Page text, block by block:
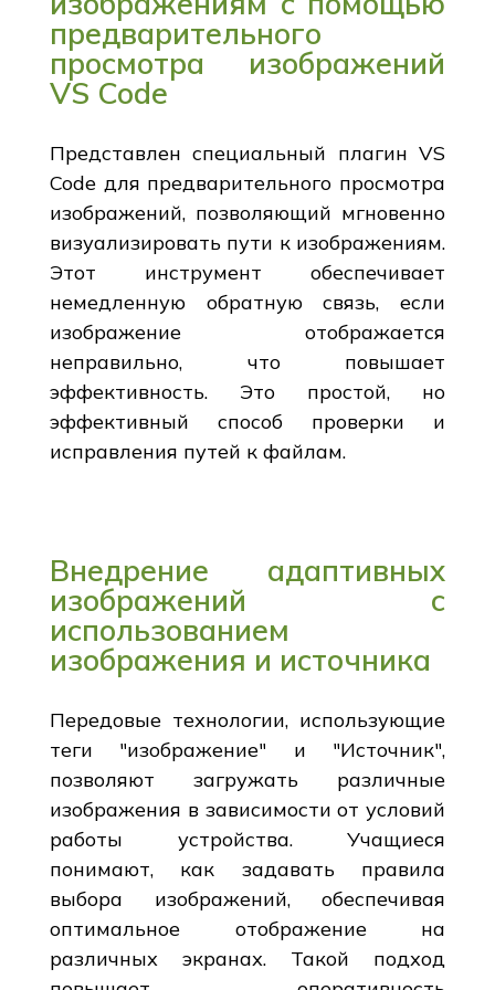
предварительного
просмотра изображений
VS Code
Представлен специальный плагин VS
Code для предварительного просмотра
изображений, позволяющий мгновенно
визуализировать пути к изображениям.
Этот инструмент обеспечивает
немедленную обратную связь, если
изображение отображается
неправильно, что повышает
эффективность. Это простой, но
эффективный способ проверки и
исправления путей к файлам.
Внедрение адаптивных
изображений с
использованием
изображения и источника
Передовые технологии, использующие
теги "изображение" и "Источник",
позволяют загружать различные
изображения в зависимости от условий
работы устройства. Учащиеся
понимают, как задавать правила
выбора изображений, обеспечивая
оптимальное отображение на
различных экранах. Такой подход